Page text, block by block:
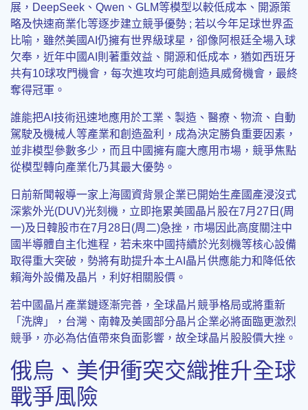
展，DeepSeek、Qwen、GLM等模型以較低成本、開源策
略及快速商業化等逐步建立競爭優勢 ; 若以今年足球世界盃
比喻，雖然美國AI仍擁有世界級球星，卻像阿根廷全場入球
欠奉，近年中國AI則著重效益、開源和低成本，猶如西班牙
共有10球攻門機會，每次進攻均可能創造具威脅機會，最終
奪得冠軍。
誰能把AI技術迅速地應用於工業、製造、醫療、物流、自動
駕駛及機械人等產業和創造盈利，成為決定勝負重要因素，
並非模型參數多少，而且中國擁有龐大應用市場，競爭焦點
從模型轉向產業化乃其最大優勢。
日前新聞報導一家上海國資背景企業已開始生產國產浸沒式
深紫外光(DUV)光刻機，立即拖累美國晶片股在7月27日(周
一)及日韓股市在7月28日(周二)急挫，市場因此高度關注中
國半導體自主化進程，若未來中國持續於光刻機等核心設備
取得重大突破，勢將有助提升本土AI晶片供應能力和降低依
賴海外設備及晶片，利好相關股價。
若中國晶片產業鏈逐漸完善，全球晶片競爭格局或將重新
「洗牌」，台灣、南韓及美國部分晶片企業必將面臨更激烈
競爭，亦必為估值帶來負面影響，故全球晶片股股價大挫。
俄烏、美伊衝突交織推升全球
戰爭風險